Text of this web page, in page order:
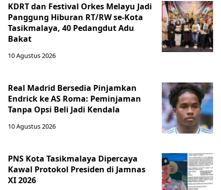
KDRT dan Festival Orkes Melayu Jadi
Panggung Hiburan RT/RW se-Kota
Tasikmalaya, 40 Pedangdut Adu
Bakat
10 Agustus 2026
Real Madrid Bersedia Pinjamkan
Endrick ke AS Roma: Peminjaman
Tanpa Opsi Beli Jadi Kendala
10 Agustus 2026
PNS Kota Tasikmalaya Dipercaya
Kawal Protokol Presiden di Jamnas
XI 2026